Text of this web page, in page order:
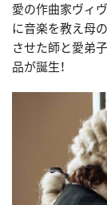
愛の作曲家ヴィ
に音楽を教え母
させた師と愛弟
品が誕生！